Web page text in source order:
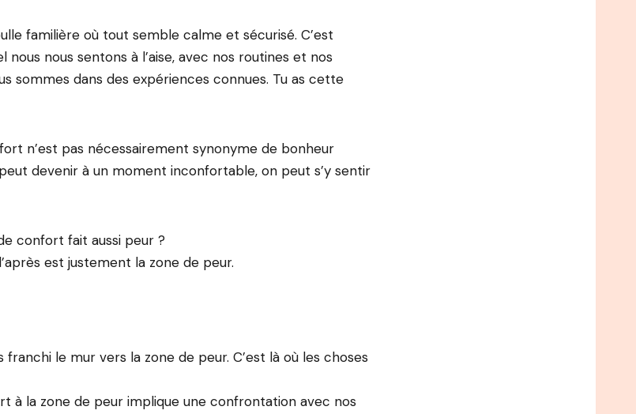
familière où tout semble calme et sécurisé. C’est
nous nous sentons à l’aise, avec nos routines et nos
sommes dans des expériences connues. Tu as cette
n’est pas nécessairement synonyme de bonheur
devenir à un moment inconfortable, on peut s’y sentir
confort fait aussi peur ?
est justement la zone de peur.
franchi le mur vers la zone de peur. C’est là où les choses
à la zone de peur implique une confrontation avec nos